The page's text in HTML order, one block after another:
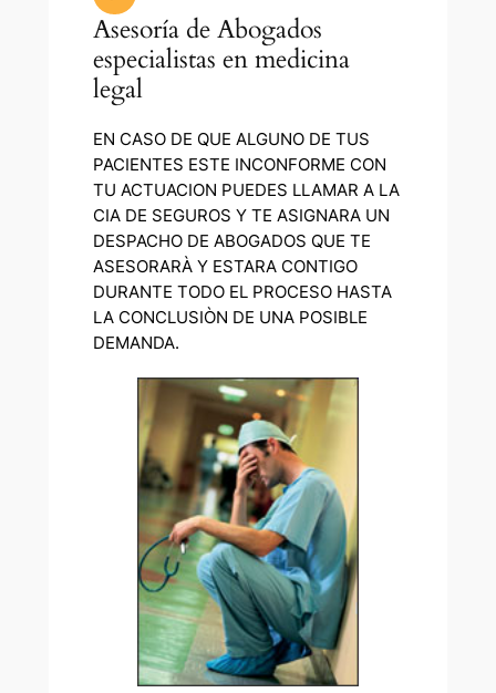
Asesoría de Abogados
especialistas en medicina
legal
EN CASO DE QUE ALGUNO DE TUS
PACIENTES ESTE INCONFORME CON
TU ACTUACION PUEDES LLAMAR A LA
CIA DE SEGUROS Y TE ASIGNARA UN
DESPACHO DE ABOGADOS QUE TE
ASESORARÀ Y ESTARA CONTIGO
DURANTE TODO EL PROCESO HASTA
LA CONCLUSIÒN DE UNA POSIBLE
DEMANDA.